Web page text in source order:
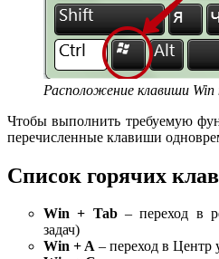
Расположение клавиши Win
Чтобы выполнить требуемую
перечисленные клавиши
Список горячих
Win + Tab– переход в
задач)
Win +A – переход в Центр